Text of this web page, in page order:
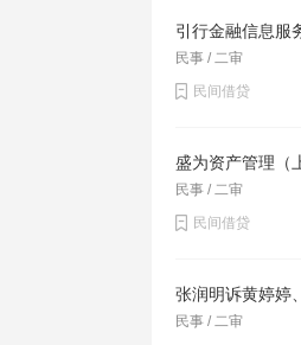
引行金融信息服
民事 / 二审
民间借贷
盛为资产管理（
民事 / 二审
民间借贷
张润明诉黄婷婷
民事 / 二审